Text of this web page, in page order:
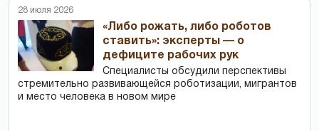
28 июля 2026
«Либо рожать, либо роботов
ставить»: эксперты — о
дефиците рабочих рук
Специалисты обсудили перспективы
стремительно развивающейся роботизации, мигрантов
и место человека в новом мире